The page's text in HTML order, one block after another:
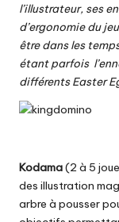
l’illustrateur, ses
d’ergonomie du
être dans les
étant parfois
différents Easter
Kodama(2 à 5
des illustration
arbre à pousser